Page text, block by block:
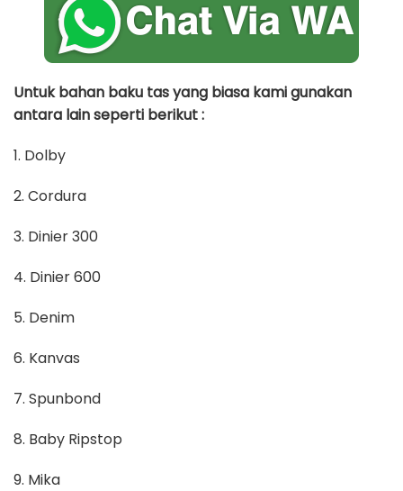
Untuk bahan baku tas yang biasa kami gunakan
antara lain seperti berikut :
1. Dolby
2. Cordura
3. Dinier 300
4. Dinier 600
5. Denim
6. Kanvas
7. Spunbond
8. Baby Ripstop
9. Mika